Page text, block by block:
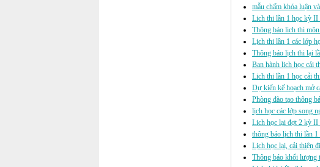
mẫu chấm khóa luận
Lich thi lần 1 học kỳ II
Thông báo lich thi
Lịch thi lần 1 các lớp
Thông báo lịch thi lại
Ban hành lich học cải
Lich thi lần 1 học cải
Dự kiến kế hoạch mở
Phòng đào tạo thông
lịch học các lớp song
Lich học lại đợt 2 kỳ II
thông báo lịch thi lần
Lịch học lại, cải thiện
Thông báo khối lượng